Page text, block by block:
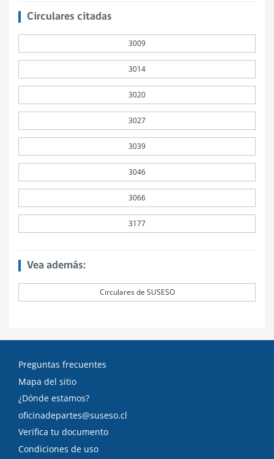
Circulares citadas
3009
3014
3020
3027
3039
3046
3066
3177
Vea además:
Circulares de SUSESO
Preguntas frecuentes
Mapa del sitio
¿Dónde estamos?
oficinadepartes@suseso.cl
Verifica tu documento
Condiciones de uso